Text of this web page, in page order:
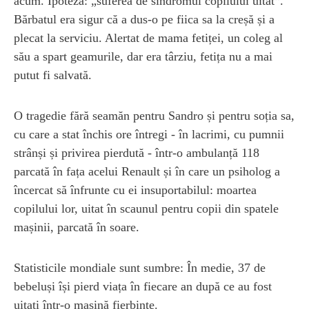
Bărbatul era sigur că a dus-o pe fiica sa la creșă și a
plecat la serviciu. Alertat de mama fetiței, un coleg al
său a spart geamurile, dar era târziu, fetița nu a mai
putut fi salvată.
O tragedie fără seamăn pentru Sandro și pentru soția sa,
cu care a stat închis ore întregi - în lacrimi, cu pumnii
strânși și privirea pierdută - într-o ambulanță 118
parcată în fața acelui Renault și în care un psiholog a
încercat să înfrunte cu ei insuportabilul: moartea
copilului lor, uitat în scaunul pentru copii din spatele
mașinii, parcată în soare.
Statisticile mondiale sunt sumbre: În medie, 37 de
bebeluși își pierd viața în fiecare an după ce au fost
uitați într-o mașină fierbinte.